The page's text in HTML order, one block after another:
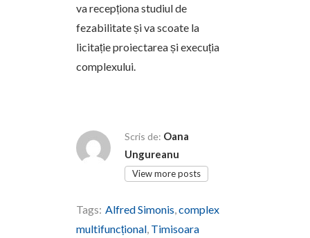
va recepționa studiul de
fezabilitate și va scoate la
licitație proiectarea și execuția
complexului.
Scris de: Oana
Ungureanu
View more posts
Tags: Alfred Simonis,complex
multifuncțional, Timisoara